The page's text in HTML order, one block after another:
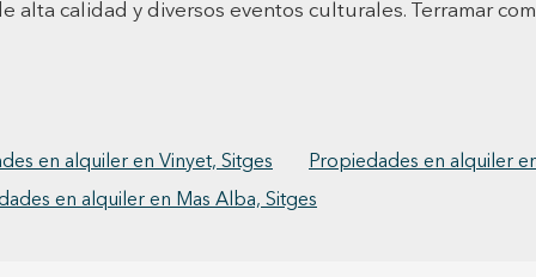
alta calidad y diversos eventos culturales. Terramar
en alquiler en Vinyet, Sitges
Propiedades en alquiler
en alquiler en Mas Alba, Sitges